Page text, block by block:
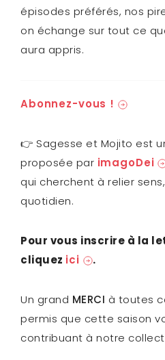
épisodes préférés, nos
on échange sur tout ce
aura appris.
Abonnez-vous !
👉 Sagesse et Mojito est
proposée par imagoDei
qui cherchent à relier
quotidien.
Pour vous inscrire à la
cliquez ici .
Un grand MERCI à toutes
permis que cette saison
contribuant à notre